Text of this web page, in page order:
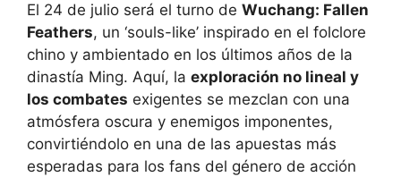
El 24 de julio será el turno de Wuchang: Fallen
Feathers, un ‘souls-like’ inspirado en el folclore
chino y ambientado en los últimos años de la
dinastía Ming. Aquí, la exploración no lineal y
los combates exigentes se mezclan con una
atmósfera oscura y enemigos imponentes,
convirtiéndolo en una de las apuestas más
esperadas para los fans del género de acción